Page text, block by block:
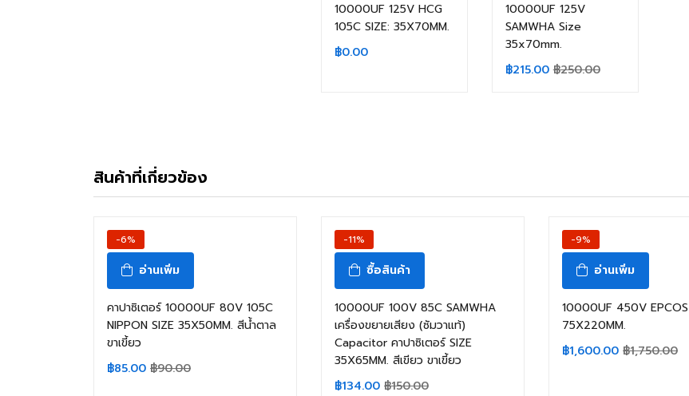
10000UF 125V HCG
105C SIZE: 35X70MM.
฿0.00
10000UF 125V
SAMWHA Size
35x70mm.
฿215.00 ฿250.00
สินค้าที่เกี่ยวข้อง
-6%
อ่านเพิ่ม
คาปาซิเตอร์ 10000UF 80V 105C
NIPPON SIZE 35X50MM. สีน้ำตาล
ขาเขี้ยว
฿85.00 ฿90.00
-11%
ซื้อสินค้า
10000UF 100V 85C SAMWHA
เครื่องขยายเสียง (ซัมวาแท้)
Capacitor คาปาซิเตอร์ SIZE
35X65MM. สีเขียว ขาเขี้ยว
฿134.00 ฿150.00
-9%
อ่านเพิ่ม
10000UF 450V EPCOS
75X220MM.
฿1,600.00 ฿1,750.00